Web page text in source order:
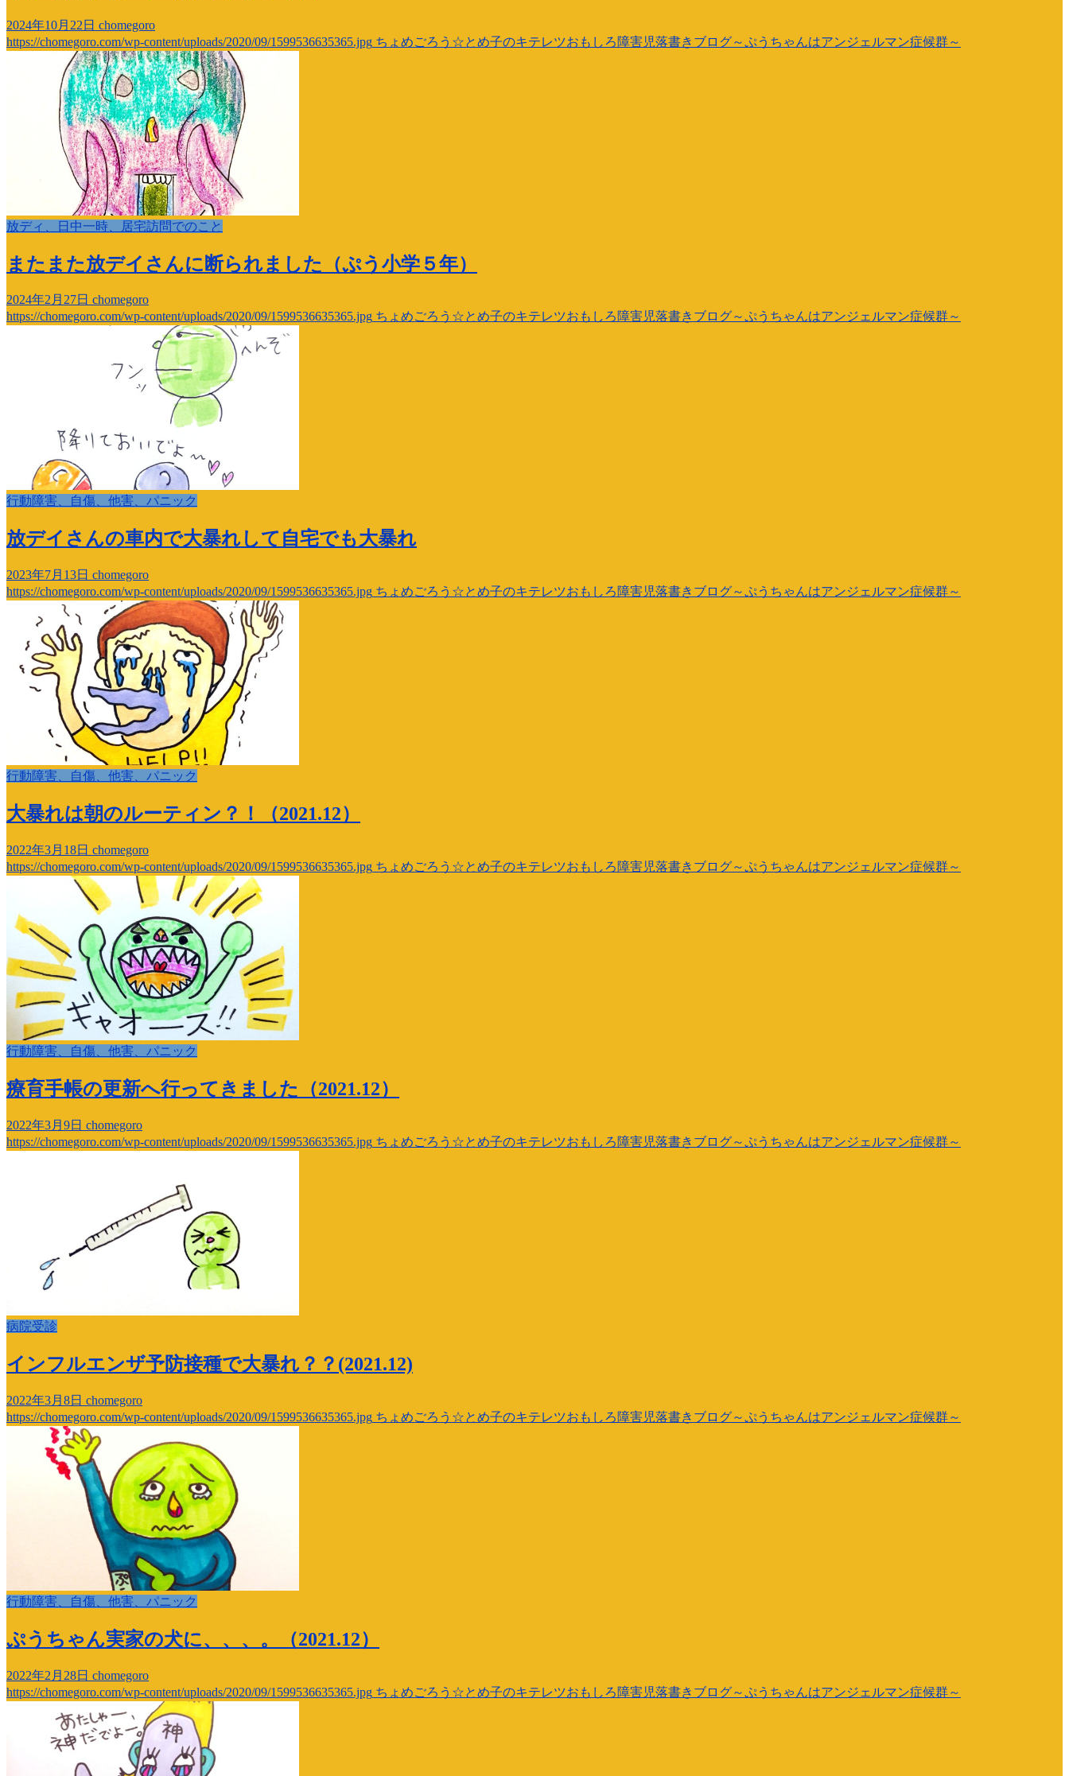
2024年10月22日 chomegoro
https://chomegoro.com/wp-content/uploads/2020/09/1599536635365.jpg ちょめごろう☆とめ子のキテレツおもしろ障害児落書きブログ～ぷうちゃんはアンジェルマン症候群～
放ディ、日中一時、居宅訪問でのこと
またまた放デイさんに断られました（ぷう小学５年）
2024年2月27日 chomegoro
https://chomegoro.com/wp-content/uploads/2020/09/1599536635365.jpg ちょめごろう☆とめ子のキテレツおもしろ障害児落書きブログ～ぷうちゃんはアンジェルマン症候群～
行動障害、自傷、他害、パニック
放デイさんの車内で大暴れして自宅でも大暴れ
2023年7月13日 chomegoro
https://chomegoro.com/wp-content/uploads/2020/09/1599536635365.jpg ちょめごろう☆とめ子のキテレツおもしろ障害児落書きブログ～ぷうちゃんはアンジェルマン症候群～
行動障害、自傷、他害、パニック
大暴れは朝のルーティン？！（2021.12）
2022年3月18日 chomegoro
https://chomegoro.com/wp-content/uploads/2020/09/1599536635365.jpg ちょめごろう☆とめ子のキテレツおもしろ障害児落書きブログ～ぷうちゃんはアンジェルマン症候群～
行動障害、自傷、他害、パニック
療育手帳の更新へ行ってきました（2021.12）
2022年3月9日 chomegoro
https://chomegoro.com/wp-content/uploads/2020/09/1599536635365.jpg ちょめごろう☆とめ子のキテレツおもしろ障害児落書きブログ～ぷうちゃんはアンジェルマン症候群～
病院受診
インフルエンザ予防接種で大暴れ？？(2021.12)
2022年3月8日 chomegoro
https://chomegoro.com/wp-content/uploads/2020/09/1599536635365.jpg ちょめごろう☆とめ子のキテレツおもしろ障害児落書きブログ～ぷうちゃんはアンジェルマン症候群～
行動障害、自傷、他害、パニック
ぷうちゃん実家の犬に、、、。（2021.12）
2022年2月28日 chomegoro
https://chomegoro.com/wp-content/uploads/2020/09/1599536635365.jpg ちょめごろう☆とめ子のキテレツおもしろ障害児落書きブログ～ぷうちゃんはアンジェルマン症候群～